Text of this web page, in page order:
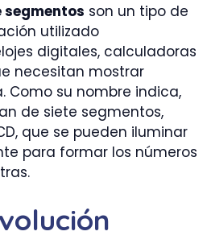
son un tipo de
utilizado
digitales, calculadoras
necesitan mostrar
Como su nombre indica,
de siete segmentos,
que se pueden iluminar
para formar los números